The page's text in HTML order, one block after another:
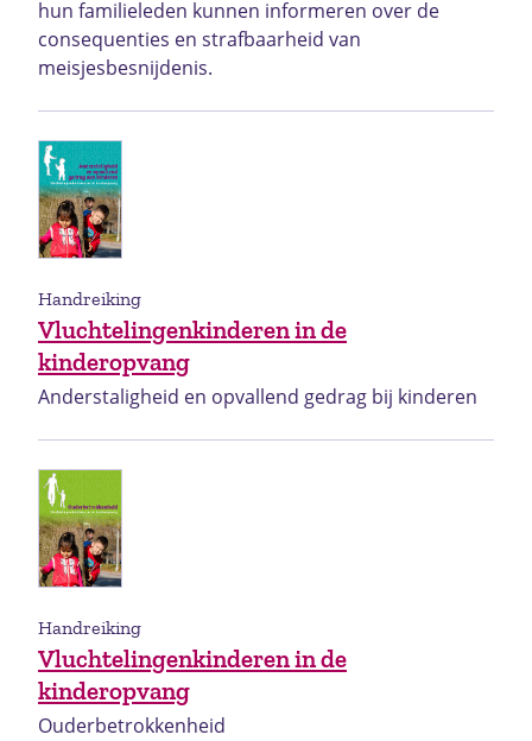
hun familieleden kunnen informeren over de
consequenties en strafbaarheid van
meisjesbesnijdenis.
Vluchtelingenkinderen in de
kinderopvang
Handreiking
Anderstaligheid en opvallend gedrag bij kinderen
Vluchtelingenkinderen in de
kinderopvang
Handreiking
Ouderbetrokkenheid